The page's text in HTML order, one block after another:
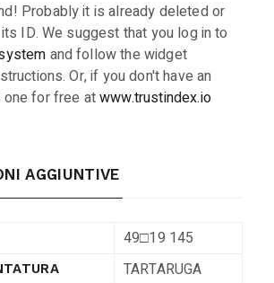
Probably it is already deleted or
ID. We suggest that you log in to
and follow the widget
Or, if you don't have an
one for free atwww.trustindex.io
AGGIUNTIVE
49□19 145
TARTARUGA